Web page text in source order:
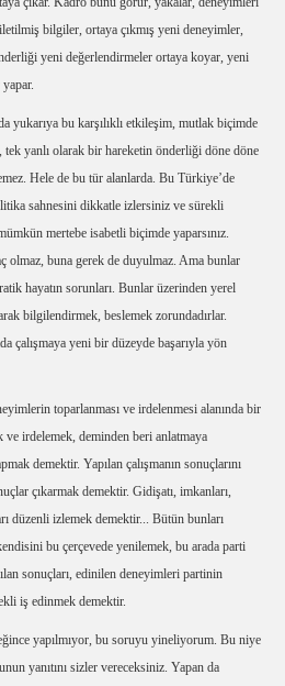
bilgiler, ortaya çıkmış yeni deneyimler,
yeni değerlendirmeler ortaya koyar, yeni
yukarıya bu karşılıklı etkileşim, mutlak biçimde
tek yanlı olarak bir hareketin önderliği döne döne
Hele de bu tür alanlarda. Bu Türkiye’de
sahnesini dikkatle izlersiniz ve sürekli
mertebe isabetli biçimde yaparsınız.
olmaz, buna gerek de duyulmaz. Ama bunlar
hayatın sorunları. Bunlar üzerinden yerel
bilgilendirmek, beslemek zorundadırlar.
çalışmaya yeni bir düzeyde başarıyla yön
toparlanması ve irdelenmesi alanında bir
ve irdelemek, deminden beri anlatmaya
demektir. Yapılan çalışmanın sonuçlarını
çıkarmak demektir. Gidişatı, imkanları,
düzenli izlemek demektir... Bütün bunları
bu çerçevede yenilemek, bu arada parti
sonuçları, edinilen deneyimleri partinin
iş edinmek demektir.
yapılmıyor, bu soruyu yineliyorum. Bu niye
yanıtını sizler vereceksiniz. Yapan da